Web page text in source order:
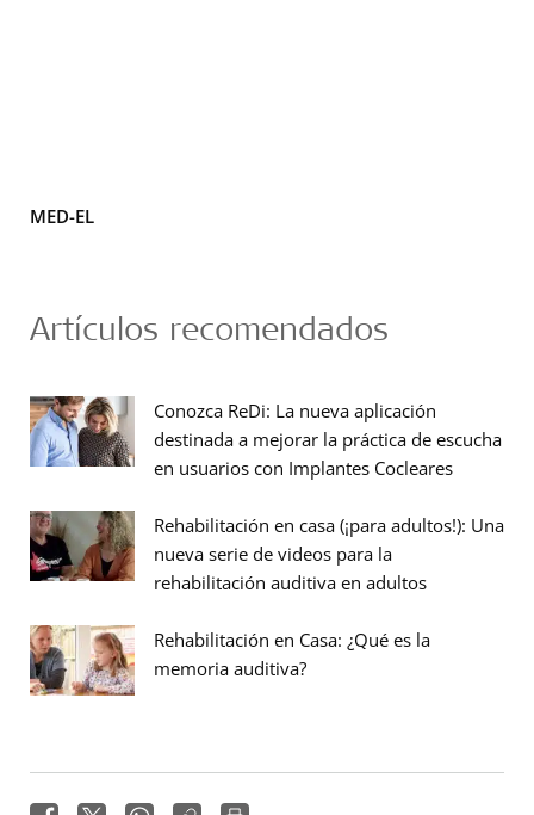
MED-EL
Artículos recomendados
Conozca ReDi: La nueva aplicación
destinada a mejorar la práctica de escucha
en usuarios con Implantes Cocleares
Rehabilitación en casa (¡para adultos!): Una
nueva serie de videos para la
rehabilitación auditiva en adultos
Rehabilitación en Casa: ¿Qué es la
memoria auditiva?